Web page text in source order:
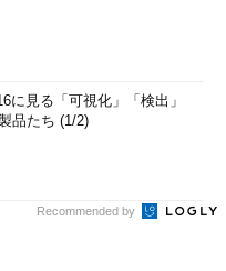
に見る「可視化」「検出」
品たち (1/2)
Recommended by